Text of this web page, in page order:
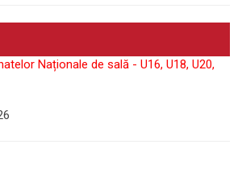
Naționale de sală - U16, U18, U20,